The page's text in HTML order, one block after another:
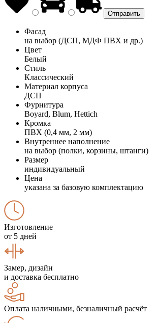
Фасад
на выбор (ДСП, МДФ ПВХ и др.)
Цвет
Белый
Стиль
Классический
Материал корпуса
ДСП
Фурнитура
Boyard, Blum, Hettich
Кромка
ПВХ (0,4 мм, 2 мм)
Внутреннее наполнение
на выбор (полки, корзины, штанги)
Размер
индивидуальный
Цена
указана за базовую комплектацию
Изготовление
от 5 дней
Замер, дизайн
и доставка бесплатно
Оплата наличными, безналичный расчёт